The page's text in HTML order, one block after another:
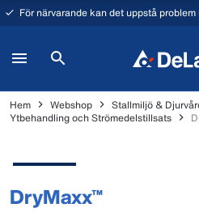
För närvarande kan det uppstå
Hem Webshop Stallmiljö &
Ytbehandling och Strömedelstillsats
DryMaxx™